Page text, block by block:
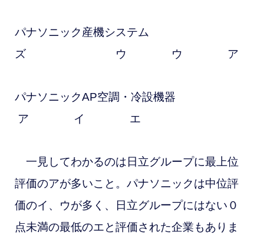
パナソニック産機システム
ズ ウ ウ ア
パナソニックAP空調・冷設機器
ア イ エ
一見してわかるのは日立グループに最上位
評価のアが多いこと。パナソニックは中位評
価のイ、ウが多く、日立グループにはない０
点未満の最低のエと評価された企業もありま